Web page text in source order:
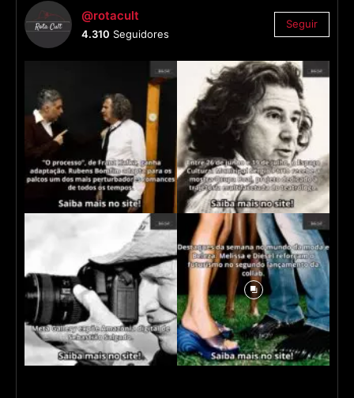
@rotacult
4.310 Seguidores
Seguir